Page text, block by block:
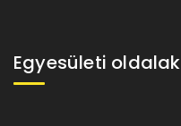
Egyesületi oldalak